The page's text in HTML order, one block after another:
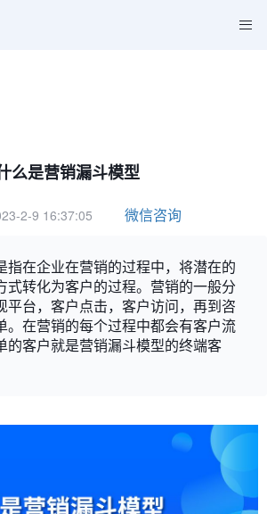
么是营销漏斗模型
2-9 16:37:05 微信咨询
指在企业在营销的过程中，将潜在的
式转化为客户的过程。营销的一般分
平台，客户点击，客户访问，再到咨
。在营销的每个过程中都会有客户流
的客户就是营销漏斗模型的终端客